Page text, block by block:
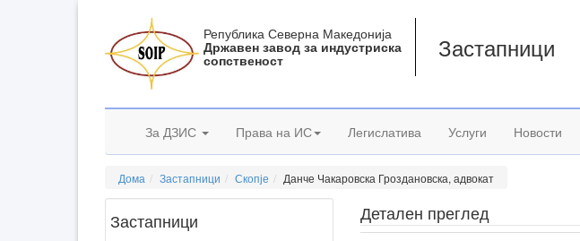
Република Северна Македонија
Државен завод за индустриска
сопственост Застапници
За ДЗИС Права на ИС Легислатива Услуги Новости
Дома Застапници Скопје Данче Чакаровска Гроздановска, адвокат
Застапници Детален преглед